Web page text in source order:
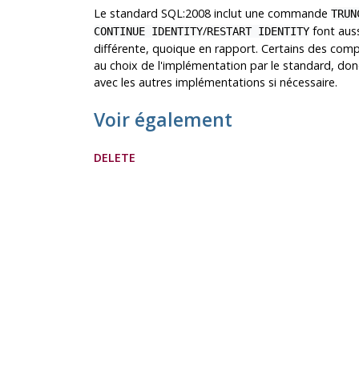
Le standard SQL:2008 inclut une commande
CONTINUE IDENTITY/RESTART IDENTITYfont
différente, quoique en rapport. Certains des
au choix de l'implémentation par le standard,
avec les autres implémentations si nécessaire.
Voir également
DELETE